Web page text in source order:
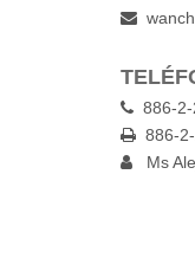

 886-
 886-
 Ms